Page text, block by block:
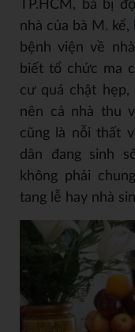
TP.HCM, bà bị
nhà của bà M.
bệnh viện về
biết tổ chức ma
cư quá chật hẹp,
nên cả nhà thu
cũng là nỗi thất
dân đang sinh
không phải
tang lễ hay nhà